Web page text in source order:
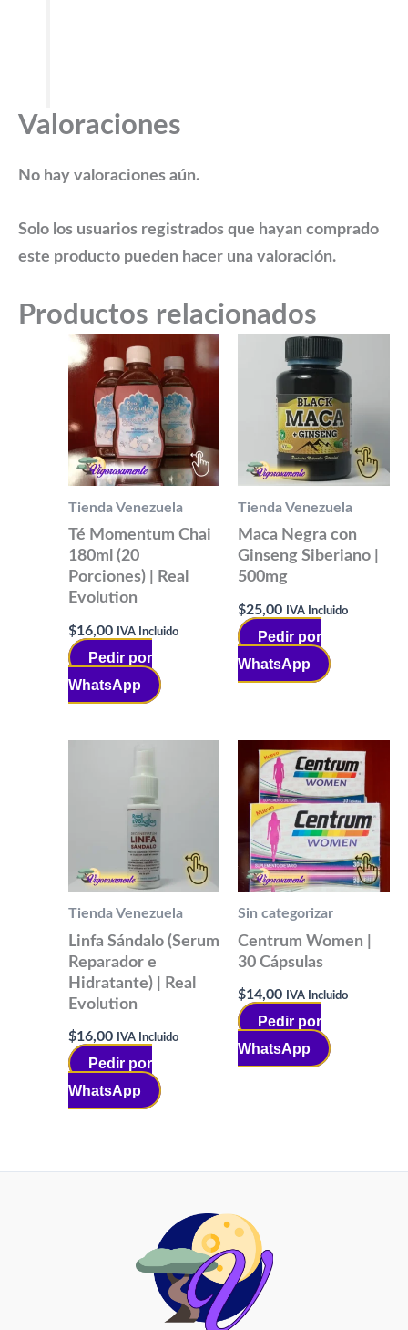
Valoraciones
No hay valoraciones aún.
Solo los usuarios registrados que hayan comprado
este producto pueden hacer una valoración.
Productos relacionados
Tienda Venezuela
Té Momentum Chai
180ml (20
Porciones) | Real
Evolution
$16,00 IVA Incluido
Pedir por
WhatsApp
Tienda Venezuela
Maca Negra con
Ginseng Siberiano |
500mg
$25,00 IVA Incluido
Pedir por
WhatsApp
Tienda Venezuela
Linfa Sándalo (Serum
Reparador e
Hidratante) | Real
Evolution
$16,00 IVA Incluido
Pedir por
WhatsApp
Sin categorizar
Centrum Women |
30 Cápsulas
$14,00 IVA Incluido
Pedir por
WhatsApp